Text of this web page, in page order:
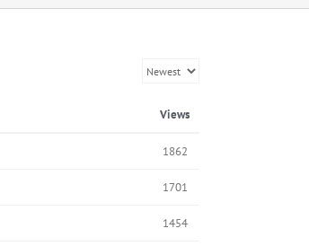
Views
1862
1701
1454